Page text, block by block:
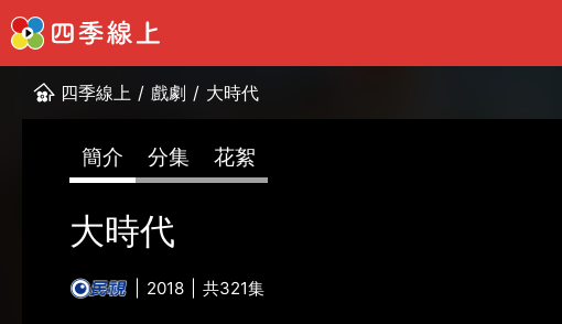
四季線上 / 戲劇 / 大時代
簡介 分集 花絮
大時代
2018 共321集